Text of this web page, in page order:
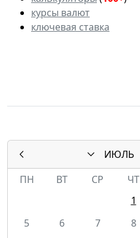
курсы валют
ключевая ставка
ИЮЛЬ
ПН
ВТ СР ЧТ
1
5
6 7 8